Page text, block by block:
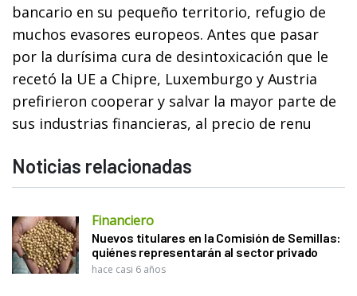
bancario en su pequeño territorio, refugio de
muchos evasores europeos. Antes que pasar
por la durísima cura de desintoxicación que le
recetó la UE a Chipre, Luxemburgo y Austria
prefirieron cooperar y salvar la mayor parte de
sus industrias financieras, al precio de renu
Noticias relacionadas
Financiero
Nuevos titulares en la Comisión de Semillas:
quiénes representarán al sector privado
hace casi 6 años